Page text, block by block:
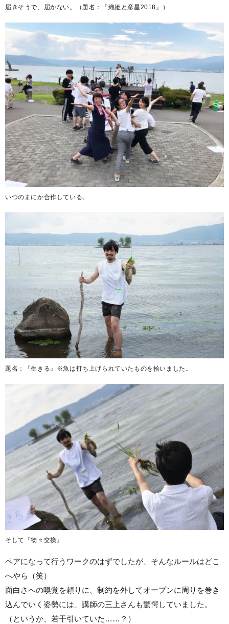
届きそうで、届かない。（題名：『織姫と彦星2018』）
いつのまにか合作している。
題名：『生きる』※魚は打ち上げられていたものを拾いました。
そして『物々交換』
ペアになって行うワークのはずでしたが、そんなルールはどこ
へやら（笑）
面白さへの嗅覚を頼りに、制約を外してオープンに周りを巻き
込んでいく姿勢には、講師の三上さんも驚愕していました。
（というか、若干引いていた……？）